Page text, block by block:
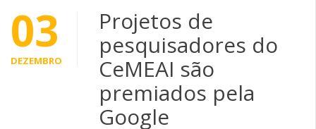
03
DEZEMBRO
Projetos de
pesquisadores do
CeMEAI são
premiados pela
Google